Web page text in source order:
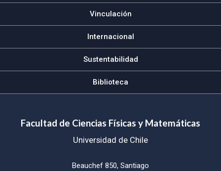
Vinculación
Internacional
Sustentabilidad
Biblioteca
Facultad de Ciencias Físicas y Matemáticas
Universidad de Chile
Beauchef 850, Santiago